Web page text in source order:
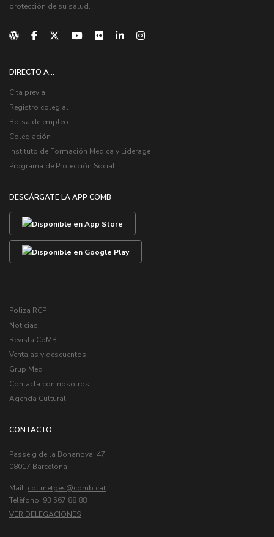
protección de su salud.
DIRECTO A...
Cita previa
Registro colegial
Bolsa de empleo
Colegiación
Instituto de Formación Médica y Liderage
Programa de Protección Social
DESCÁRGATE LA APP COMB
Poliza RCP
Noticias
Revista CoMB
Ventajas y descuentos
Grup Med
Contacta con nosotros
Agenda Cultural
CONTACTO
Passeig de la Bonanova, 47
08017 Barcelona
Mail: col.metges
Telèfono: 93 567 88 88
VER DELEGACIONES